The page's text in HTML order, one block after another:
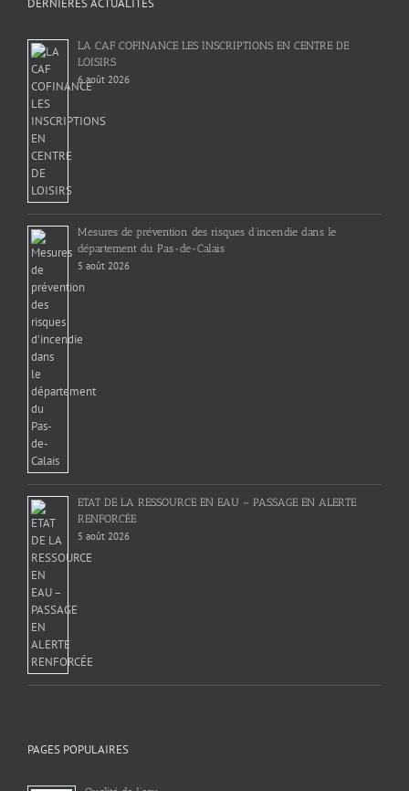
DERNIÈRES ACTUALITÉS
LA CAF COFINANCE LES INSCRIPTIONS EN CENTRE DE
LOISIRS
6 août 2026
Mesures de prévention des risques d’incendie dans le
département du Pas-de-Calais
5 août 2026
ETAT DE LA RESSOURCE EN EAU – PASSAGE EN ALERTE
RENFORCÉE
5 août 2026
PAGES POPULAIRES